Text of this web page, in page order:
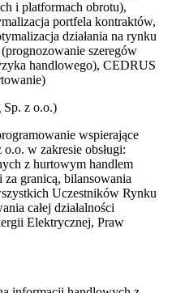
i platformach obrotu),
portfela kontraktów,
działania na rynku
szeregów
handlowego), CEDRUS
z o.o.)
wspierające
w zakresie obsługi:
z hurtowym handlem
granicą, bilansowania
Uczestników Rynku
całej działalności
Elektrycznej, Praw